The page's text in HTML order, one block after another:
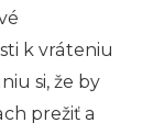
k vráteniu
si, že by
prežiť a